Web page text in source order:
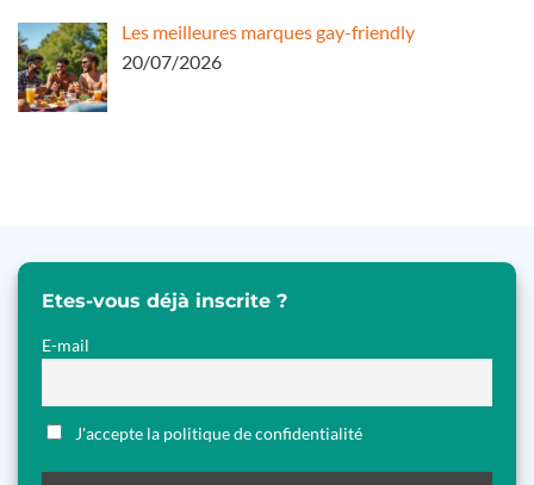
Les meilleures marques gay-friendly
20/07/2026
Etes-vous déjà inscrite ?
E-mail
J'accepte la politique de confidentialité